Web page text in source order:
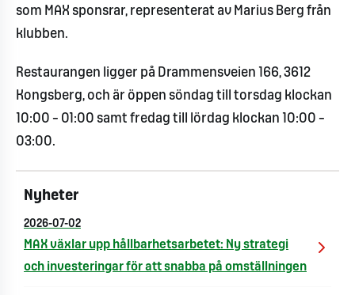
som MAX sponsrar, representerat av Marius Berg från
klubben.
Restaurangen ligger på Drammensveien 166, 3612
Kongsberg, och är öppen söndag till torsdag klockan
10:00 – 01:00 samt fredag till lördag klockan 10:00 –
03:00.
Nyheter
2026-07-02
MAX växlar upp hållbarhetsarbetet: Ny strategi
och investeringar för att snabba på omställningen